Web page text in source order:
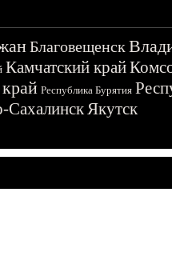
Благовещенск
Камчатский край
Республика Бурятия
Якутск